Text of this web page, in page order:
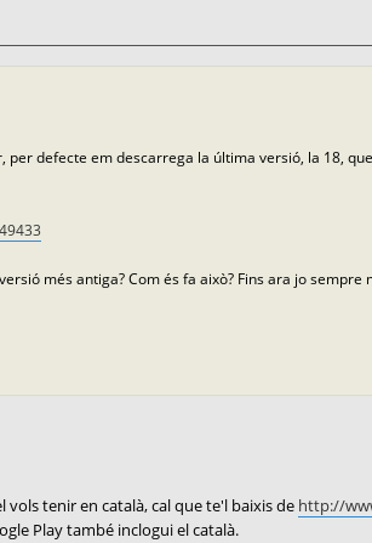
per defecte em descarrega la última versió, la 18,
més antiga? Com és fa això? Fins ara jo
vols tenir en català, cal que te'l baixis de http://
Play també inclogui el català.